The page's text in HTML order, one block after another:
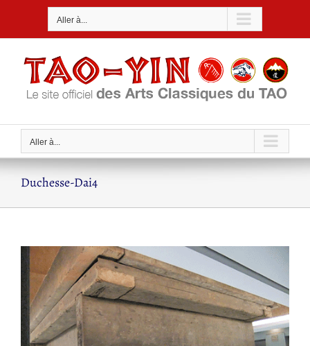
Aller à...
Aller à...
Duchesse-Dai4